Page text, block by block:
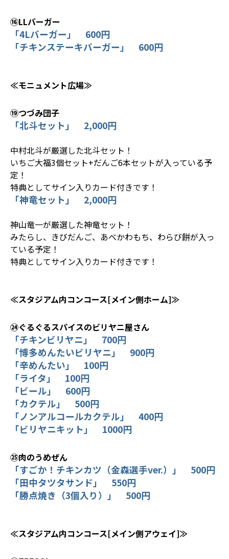
⑯LLバーガー
「4Lバーガー」 600円
「チキンステーキバーガー」 600円
≪モニュメント広場≫
⑲つづみ団子
「北斗セット」 2,000円
中村北斗が厳選した北斗セット！
いちご大福3個セット+だんご6本セットが入っている予
定！
特典としてサイン入りカード付きです！
「神竜セット」 2,000円
神山竜一が厳選した神竜セット！
みたらし、きびだんご、あべかわもち、わらび餅が入っ
ている予定！
特典としてサイン入りカード付きです！
≪スタジアム内コンコース[メイン側ホーム]≫
㉔ぐるぐるスパイスのビリヤニ屋さん
「チキンビリヤニ」 700円
「博多めんたいビリヤニ」 900円
「辛めんたい」 100円
「ライタ」 100円
「ビール」 600円
「カクテル」 500円
「ノンアルコールカクテル」 400円
「ビリヤニキット」 1000円
㉕肉のうめぜん
「すごか！チキンカツ（金森選手ver.）」 500円
「田中タツタサンド」 550円
「勝点焼き（3個入り）」 500円
≪スタジアム内コンコース[メイン側アウェイ]≫